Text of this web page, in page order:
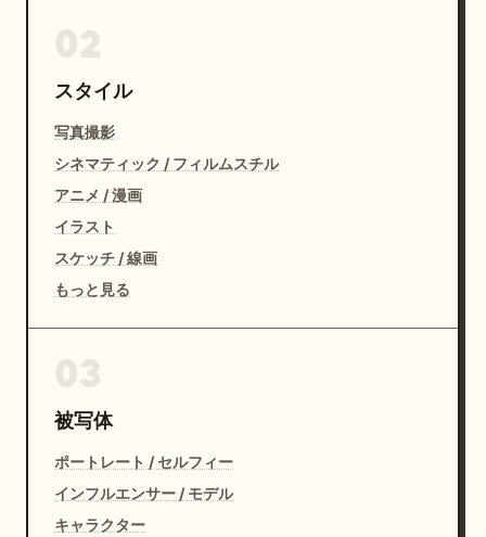
スタイル
写真撮影
シネマティック / フィルムスチル
アニメ / 漫画
イラスト
スケッチ / 線画
もっと見る
被写体
ポートレート / セルフィー
インフルエンサー / モデル
キャラクター